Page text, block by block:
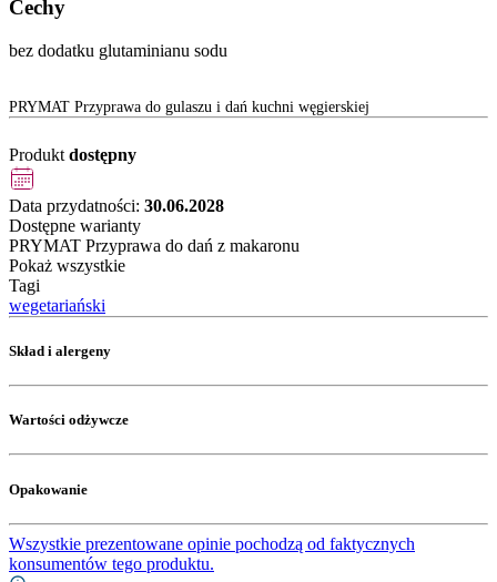
Cechy
bez dodatku glutaminianu sodu
PRYMAT Przyprawa do gulaszu i dań kuchni węgierskiej
Produkt dostępny
Data przydatności: 30.06.2028
Dostępne warianty
PRYMAT Przyprawa do dań z makaronu
Pokaż wszystkie
Tagi
wegetariański
Skład i alergeny
Wartości odżywcze
Opakowanie
Wszystkie prezentowane opinie pochodzą od faktycznych
konsumentów tego produktu.